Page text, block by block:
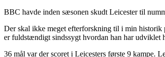
BBC havde inden sæsonen skudt Leicester til
Der skal ikke meget efterforskning til i min historik
er fuldstændigt sindssygt hvordan han har udviklet
36 mål var der scoret i Leicesters første 9 kampe.